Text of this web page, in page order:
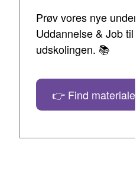
Prøv vores nye
Uddannelse & Job til
udskolingen. 📚
👉 Find